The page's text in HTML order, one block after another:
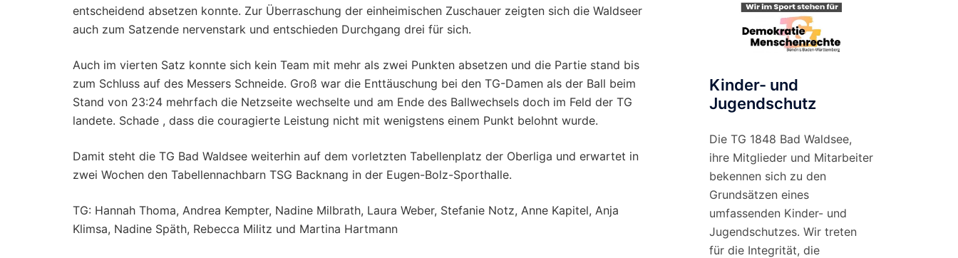
entscheidend absetzen konnte. Zur Überraschung der einheimischen Zuschauer zeigten sich die Waldseer
auch zum Satzende nervenstark und entschieden Durchgang drei für sich.
Auch im vierten Satz konnte sich kein Team mit mehr als zwei Punkten absetzen und die Partie stand bis
zum Schluss auf des Messers Schneide. Groß war die Enttäuschung bei den TG-Damen als der Ball beim
Stand von 23:24 mehrfach die Netzseite wechselte und am Ende des Ballwechsels doch im Feld der TG
landete. Schade , dass die couragierte Leistung nicht mit wenigstens einem Punkt belohnt wurde.
Damit steht die TG Bad Waldsee weiterhin auf dem vorletzten Tabellenplatz der Oberliga und erwartet in
zwei Wochen den Tabellennachbarn TSG Backnang in der Eugen-Bolz-Sporthalle.
TG: Hannah Thoma, Andrea Kempter, Nadine Milbrath, Laura Weber, Stefanie Notz, Anne Kapitel, Anja
Klimsa, Nadine Späth, Rebecca Militz und Martina Hartmann
Kinder- und
Jugendschutz
Die TG 1848 Bad Waldsee,
ihre Mitglieder und Mitarbeiter
bekennen sich zu den
Grundsätzen eines
umfassenden Kinder- und
Jugendschutzes. Wir treten
für die Integrität, die